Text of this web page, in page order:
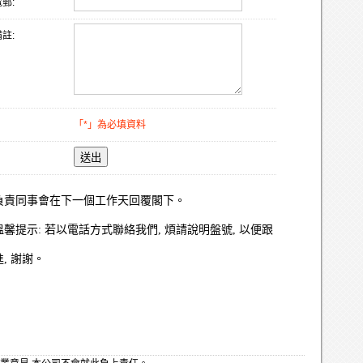
郵:
註:
「*」為必填資料
送出
責同事會在下一個工作天回覆閣下。
馨提示: 若以電話方式聯絡我們, 煩請說明盤號, 以便跟
, 謝謝。